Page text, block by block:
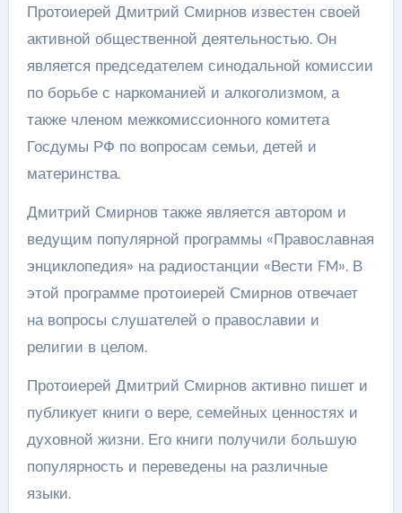
Протоиерей Дмитрий Смирнов известен своей
активной общественной деятельностью. Он
является председателем синодальной комиссии
по борьбе с наркоманией и алкоголизмом, а
также членом межкомиссионного комитета
Госдумы РФ по вопросам семьи, детей и
материнства.
Дмитрий Смирнов также является автором и
ведущим популярной программы «Православная
энциклопедия» на радиостанции «Вести FM». В
этой программе протоиерей Смирнов отвечает
на вопросы слушателей о православии и
религии в целом.
Протоиерей Дмитрий Смирнов активно пишет и
публикует книги о вере, семейных ценностях и
духовной жизни. Его книги получили большую
популярность и переведены на различные
языки.